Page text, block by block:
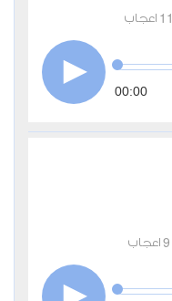
11 اعجاب
00:00
9 اعجاب